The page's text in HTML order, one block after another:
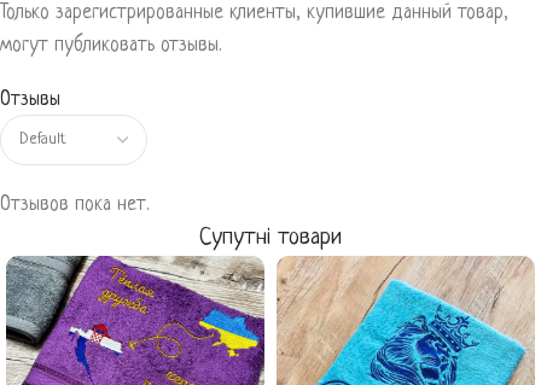
Отзывы
Отзывов пока нет.
Только зарегистрированные клиенты, купившие данный товар,
могут публиковать отзывы.
Супутні товари